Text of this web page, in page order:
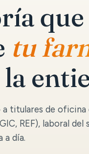
que
tu
a titulares de
REF), laboral
a día.